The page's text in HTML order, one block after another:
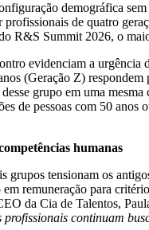
demográfica
de quatro
R&S Summit 2026, o
evidenciam a
(Geração Z)
grupo em uma
de pessoas com 50
humanas
grupos tensionam os
remuneração para
da Cia de Talentos,
continuam